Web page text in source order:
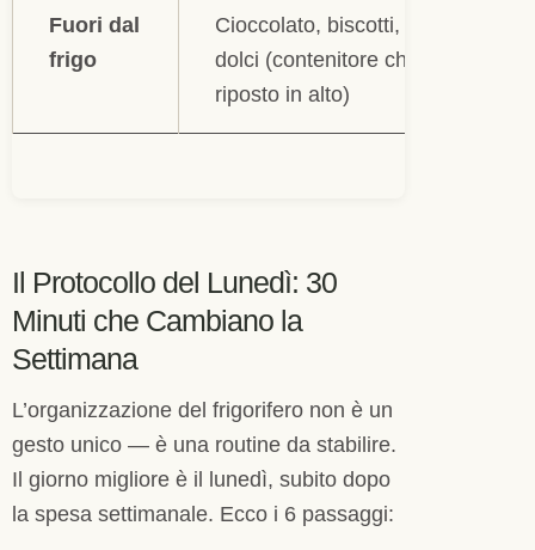
Fuori dal
frigo
Cioccolato, biscotti, snack
dolci (contenitore chiuso,
riposto in alto)
Il Protocollo del Lunedì: 30
Minuti che Cambiano la
Settimana
L’organizzazione del frigorifero non è un
gesto unico — è una routine da stabilire.
Il giorno migliore è il lunedì, subito dopo
la spesa settimanale. Ecco i 6 passaggi: